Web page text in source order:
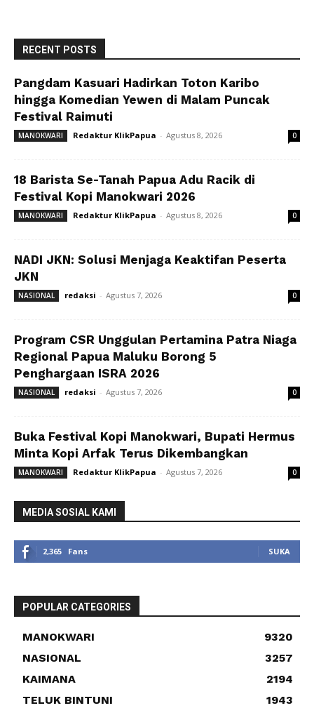
RECENT POSTS
Pangdam Kasuari Hadirkan Toton Karibo
hingga Komedian Yewen di Malam Puncak
Festival Raimuti
MANOKWARI Redaktur KlikPapua - Agustus 8, 2026 0
18 Barista Se-Tanah Papua Adu Racik di
Festival Kopi Manokwari 2026
MANOKWARI Redaktur KlikPapua - Agustus 8, 2026 0
NADI JKN: Solusi Menjaga Keaktifan Peserta
JKN
NASIONAL redaksi - Agustus 7, 2026 0
Program CSR Unggulan Pertamina Patra Niaga
Regional Papua Maluku Borong 5
Penghargaan ISRA 2026
NASIONAL redaksi - Agustus 7, 2026 0
Buka Festival Kopi Manokwari, Bupati Hermus
Minta Kopi Arfak Terus Dikembangkan
MANOKWARI Redaktur KlikPapua - Agustus 7, 2026 0
MEDIA SOSIAL KAMI
2,365 Fans SUKA
POPULAR CATEGORIES
MANOKWARI
9320
NASIONAL
3257
KAIMANA
2194
TELUK BINTUNI
1943